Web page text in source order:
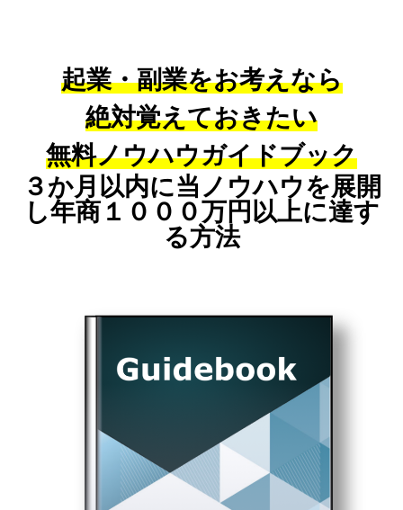
起業・副業をお考えなら
絶対覚えておきたい
無料ノウハウガイドブック
３か月以内に当ノウハウを展開
し年商１０００万円以上に達す
る方法